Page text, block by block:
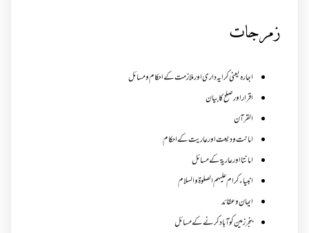
زمرجات
اجارہ یعنی کرایہ داری اور ملازمت کے احکام و مسائل
اقرار اور صلح کا بیان
القرآن
امانت ودیعت اورعاریت کے احکام
امانتا اور عاریة کے مسائل
انبیاء کرام علیہم الصلوۃ والسلام
ایمان وعقائد
بنجر زمین کو آباد کرنے کے مسائل